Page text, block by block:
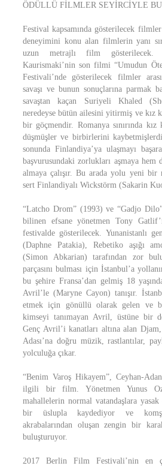
ÖDÜLLÜ FİLMLER SEYİRCİYLE
Festival kapsamında gösterilecek
deneyimini konu alan filmlerin yanı
uzun metrajlı film
Kaurismaki’nin son filmi “Umudun
Festivali’nde gösterilecek filmler
savaşı ve bunun sonuçlarına parmak
savaştan kaçan Suriyeli Khaled
neredeyse bütün ailesini yitirmiş ve kız
bir göçmendir. Romanya sınırında
düşmüşler ve birbirlerini
sonunda Finlandiya’ya ulaşmayı
başvurusundaki zorlukları aşmaya hem
almaya çalışır. Bu arada yolu yeni bir
sert Finlandiyalı Wickstörm (Sakarin
“Latcho Drom” (1993) ve “Gadjo
bilinen efsane yönetmen Tony
festivalde gösterilecek. Yunanistanlı
(Daphne Patakia), Rebetiko aşığı
(Simon Abkarian) tarafından zor
parçasını bulması için İstanbul’a
bu şehire Fransa’dan gelmiş 18
Avril’le (Maryne Cayon) tanışır.
etmek için gönüllü olarak gelen ve
kimseyi tanımayan Avril, üstüne bir
Genç Avril’i kanatları altına alan
Adası’na doğru müzik, rastlantılar,
yolculuğa çıkar.
“Benim Varoş Hikayem”, Ceyhan-
ilgili bir film. Yönetmen Yunus
mahallelerin normal vatandaşlara yasak
bir üslupla kaydediyor ve
akrabalarından oluşan zengin bir
buluşturuyor.
2017 Berlin Film Festivali’nin en